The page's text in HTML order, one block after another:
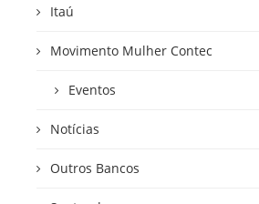
Itaú
Movimento Mulher Contec
Eventos
Notícias
Outros Bancos